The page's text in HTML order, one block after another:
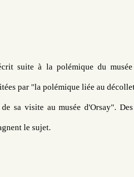
suite à la polémique du
par "la polémique liée au
sa visite au musée d'Orsay".
le sujet.